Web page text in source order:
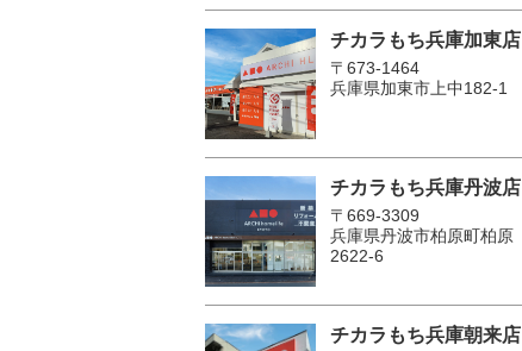
チカラもち兵庫加東店
〒673-1464
兵庫県加東市上中182-1
チカラもち兵庫丹波店
〒669-3309
兵庫県丹波市柏原町柏原
2622-6
チカラもち兵庫朝来店